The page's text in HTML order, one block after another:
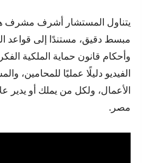
يتناول المستشار أشرف مشرف
مبسط دقيق، مستندًا إلى قواعد
وأحكام قانون حماية الملكية
الفيديو دليلًا عمليًا للمحامين،
الأعمال، ولكل من يملك أو يدير
مصر.